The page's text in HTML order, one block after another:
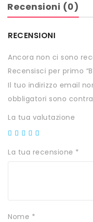
JAMIESON
KEFORMA
NAMED SPORT
NATURAL POINT
PRO ACTION
PRO NUTRITION
PROLABS
SERVIVITA
Recensioni (0)
RECENSIONI
Ancora non ci sono
Recensisci per primo “B
Il tuo indirizzo email
obbligatori sono
La tua valutazione
La tua recensione *
Nome *